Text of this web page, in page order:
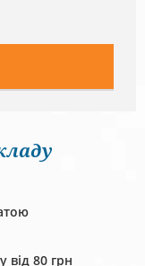
від 80 грн